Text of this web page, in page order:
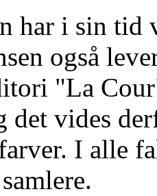
har i sin tid
også
"La
det vides
I alle